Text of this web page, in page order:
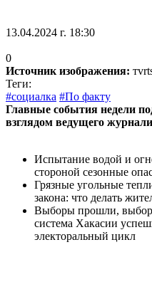
13.04.2024 г. 18:30
0
Источник изображения:
Теги:
#социалка #По факту
Главные события недели
взглядом ведущего
Испытание водой и
стороной сезонные
Грязные угольные
закона: что делать
Выборы прошли,
система Хакасии
электоральный цикл